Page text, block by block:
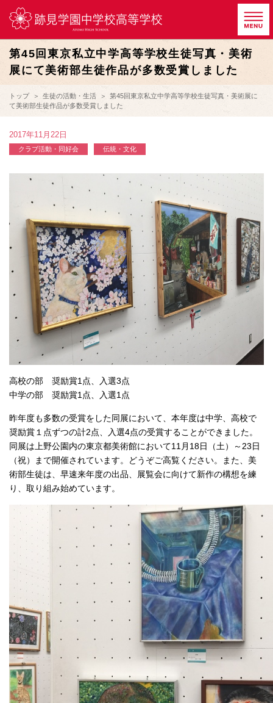
第45回東京私立中学高等学校生徒写真・美術
展にて美術部生徒作品が多数受賞しました
トップ 生徒の活動・生活
第45回東京私立中学高等学校生徒写真・美術展に
て美術部生徒作品が多数受賞しました
2017年11月22日
クラブ活動・同好会 伝統・文化
高校の部 奨励賞1点、入選3点
中学の部 奨励賞1点、入選1点
昨年度も多数の受賞をした同展において、本年度は中学、高校で
奨励賞１点ずつの計2点、入選4点の受賞することができました。
同展は上野公園内の東京都美術館において11月18日（土）～23日
（祝）まで開催されています。どうぞご高覧ください。また、美
術部生徒は、早速来年度の出品、展覧会に向けて新作の構想を練
り、取り組み始めています。